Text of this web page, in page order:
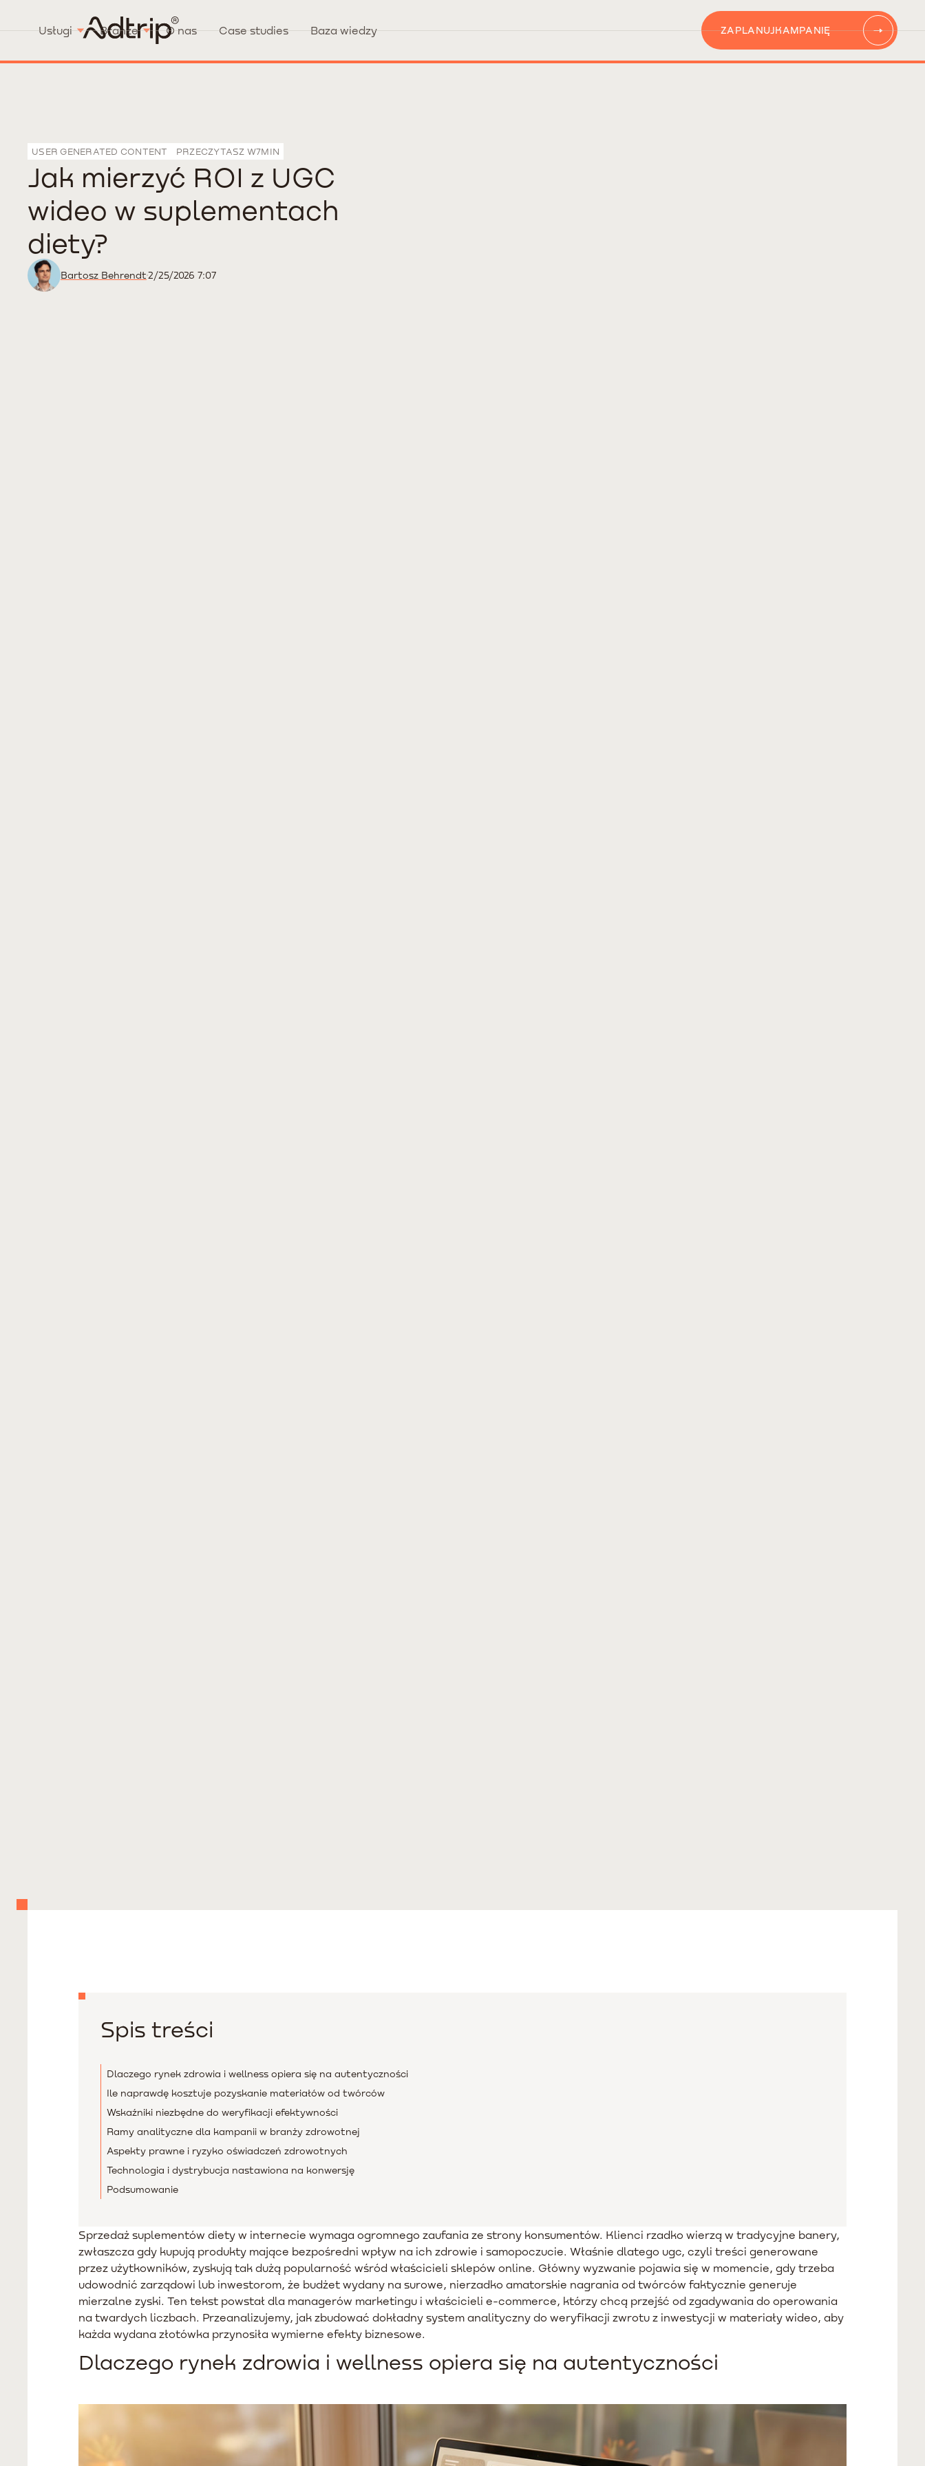
Usługi Branże O nas Case studies Baza wiedzy ZAPLANUJKAMPANIĘ
USER GENERATED CONTENT PRZECZYTASZ W7MIN
Jak mierzyć ROI z UGC
wideo w suplementach
diety?
Bartosz Behrendt2/25/2026 7:07
Spis treści
Dlaczego rynek zdrowia i wellness opiera się na autentyczności
Ile naprawdę kosztuje pozyskanie materiałów od twórców
Wskaźniki niezbędne do weryfikacji efektywności
Ramy analityczne dla kampanii w branży zdrowotnej
Aspekty prawne i ryzyko oświadczeń zdrowotnych
Technologia i dystrybucja nastawiona na konwersję
Podsumowanie
Sprzedaż suplementów diety w internecie wymaga ogromnego zaufania ze strony konsumentów. Klienci rzadko wierzą w tradycyjne banery,
zwłaszcza gdy kupują produkty mające bezpośredni wpływ na ich zdrowie i samopoczucie. Właśnie dlatego ugc, czyli treści generowane
przez użytkowników, zyskują tak dużą popularność wśród właścicieli sklepów online. Główny wyzwanie pojawia się w momencie, gdy trzeba
udowodnić zarządowi lub inwestorom, że budżet wydany na surowe, nierzadko amatorskie nagrania od twórców faktycznie generuje
mierzalne zyski. Ten tekst powstał dla managerów marketingu i właścicieli e-commerce, którzy chcą przejść od zgadywania do operowania
na twardych liczbach. Przeanalizujemy, jak zbudować dokładny system analityczny do weryfikacji zwrotu z inwestycji w materiały wideo, aby
każda wydana złotówka przynosiła wymierne efekty biznesowe.
Dlaczego rynek zdrowia i wellness opiera się na autentyczności